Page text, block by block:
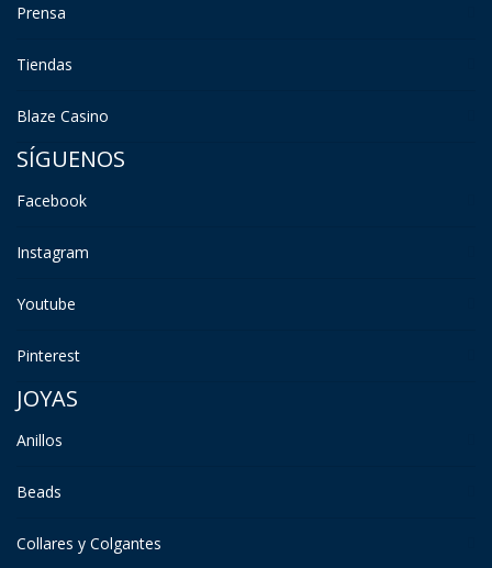
Prensa
Tiendas
Blaze Casino
SÍGUENOS
Facebook
Instagram
Youtube
Pinterest
JOYAS
Anillos
Beads
Collares y Colgantes